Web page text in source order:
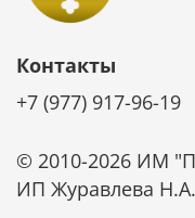
Контакты
+7 (977) 917-96-19
© 2010-2026 ИМ
ИП Журавлева Н.А.